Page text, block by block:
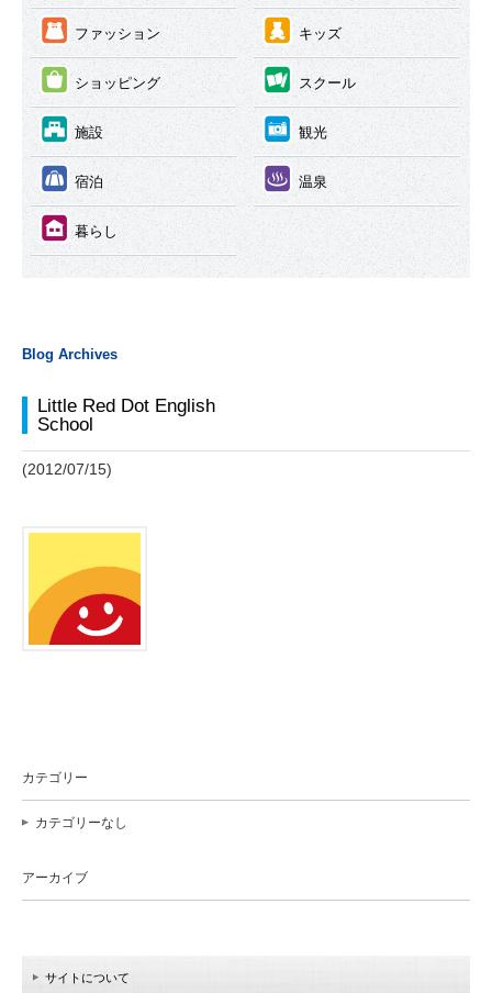
③ ファッション ④ キッズ
⑤ ショッピング ⑥ スクール
⑦ 施設 ⑧ 観光
⑨ 宿泊 ⑩ 温泉
⑪ 暮らし
Blog Archives
Little Red Dot English
School
(2012/07/15)
カテゴリー
カテゴリーなし
アーカイブ
サイトについて